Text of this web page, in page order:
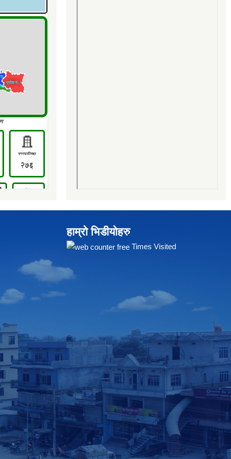
हाम्रो भिडीयोहरु
Times Visited